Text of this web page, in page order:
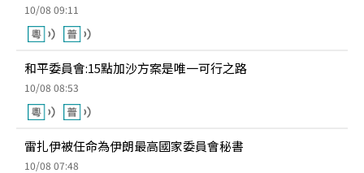
10/08 09:11
和平委員會:15點加沙方案是唯一可行之路
10/08 08:53
雷扎伊被任命為伊朗最高國家委員會秘書
10/08 07:48